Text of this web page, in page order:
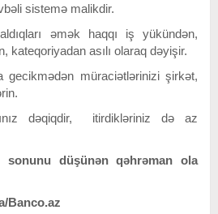
sistemə malikdir.
əmək haqqı iş yükündən,
kateqoriyadan asılı olaraq dəyişir.
müraciətlərinizi şirkət,
dəqiqdir, itirdikləriniz də az
sonunu düşünən qəhrəman ola
Banco.az